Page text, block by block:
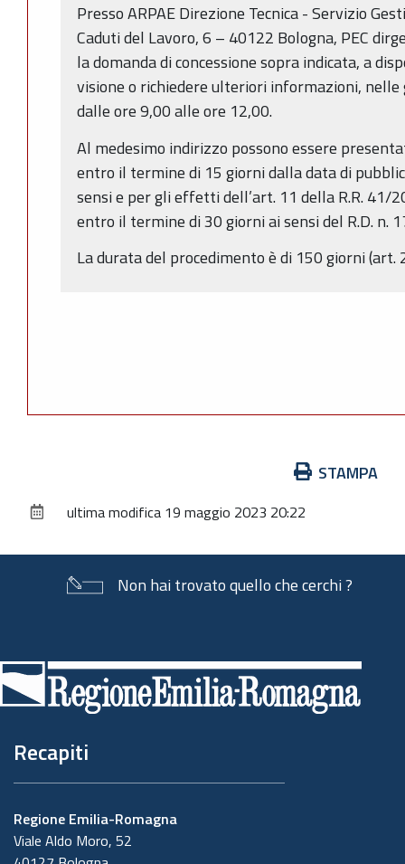
Presso ARPAE Direzione Tecnica - Servizio
Caduti del Lavoro, 6 – 40122 Bologna, PEC
la domanda di concessione sopra indicata, a
visione o richiedere ulteriori informazioni,
dalle ore 9,00 alle ore 12,00.
Al medesimo indirizzo possono essere
entro il termine di 15 giorni dalla data di
sensi e per gli effetti dell’art. 11 della R.R. 41/
entro il termine di 30 giorni ai sensi del R.D. n.
La durata del procedimento è di 150 giorni (art.
documento
STAMPA
ultima modifica 19 maggio 2023 20:22
Non hai trovato quello che cerchi ?
di
pagina
Recapiti
Regione Emilia-Romagna
Viale Aldo Moro, 52